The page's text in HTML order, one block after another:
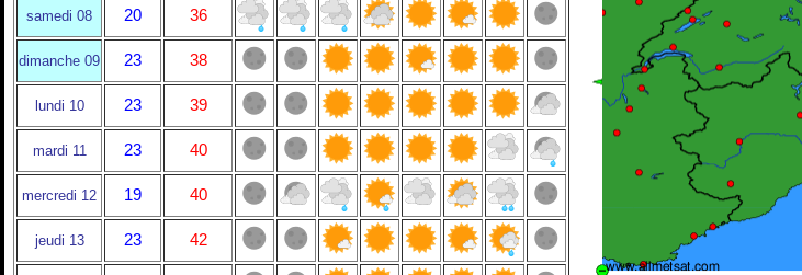
samedi 08 20 36
dimanche 09 23 38
lundi 10 23 39
mardi 11 23 40
mercredi 12 19 40
jeudi 13 23 42